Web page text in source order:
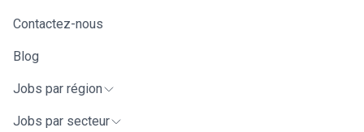
Contactez-nous
Blog
Jobs par région
Jobs par secteur